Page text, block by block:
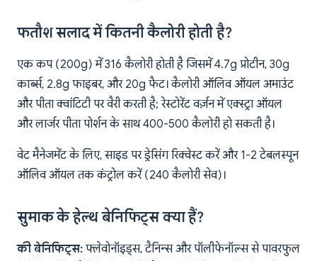
फतौश सलाद में कितनी कैलोरी होती है?
एक कप (200g) में 316 कैलोरी होती है जिसमें 4.7g प्रोटीन, 30g
कार्ब्स, 2.8g फाइबर, और 20g फैट। कैलोरी ऑलिव ऑयल अमाउंट
और पीता क्वांटिटी पर वैरी करती है; रेस्टोरेंट वर्ज़न में एक्स्ट्रा ऑयल
और लार्जर पीता पोर्शन के साथ 400-500 कैलोरी हो सकती है।
वेट मैनेजमेंट के लिए, साइड पर ड्रेसिंग रिक्वेस्ट करें और 1-2 टेबलस्पून
ऑलिव ऑयल तक कंट्रोल करें (240 कैलोरी सेव)।
सुमाक के हेल्थ बेनिफिट्स क्या हैं?
की बेनिफिट्स: फ्लेवोनॉइड्स, टैनिन्स और पॉलीफेनॉल्स से पावरफुल